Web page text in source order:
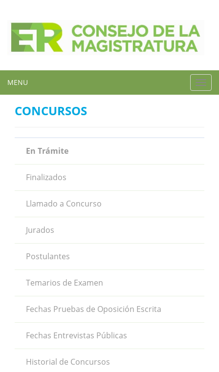
MENU
CONCURSOS
En Trámite
Finalizados
Llamado a Concurso
Jurados
Postulantes
Temarios de Examen
Fechas Pruebas de Oposición Escrita
Fechas Entrevistas Públicas
Historial de Concursos